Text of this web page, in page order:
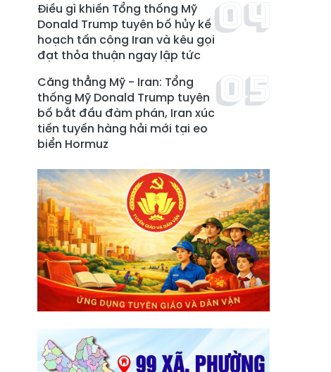
Điều gì khiến Tổng thống Mỹ
Donald Trump tuyên bố hủy kế
hoạch tấn công Iran và kêu gọi
đạt thỏa thuận ngay lập tức
Căng thẳng Mỹ - Iran: Tổng
thống Mỹ Donald Trump tuyên
bố bắt đầu đàm phán, Iran xúc
tiến tuyến hàng hải mới tại eo
biển Hormuz